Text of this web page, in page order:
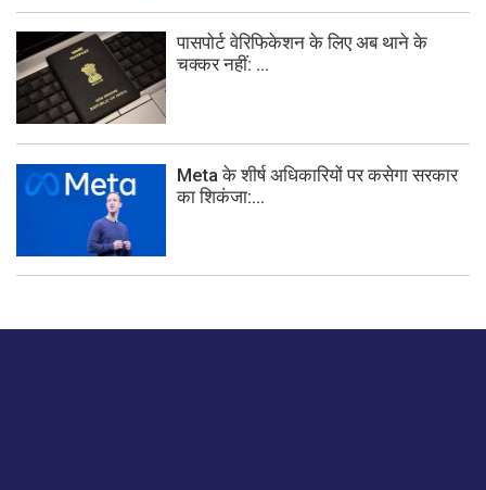
पासपोर्ट वेरिफिकेशन के लिए अब थाने के
चक्कर नहीं: ...
Meta के शीर्ष अधिकारियों पर कसेगा सरकार
का शिकंजा:...